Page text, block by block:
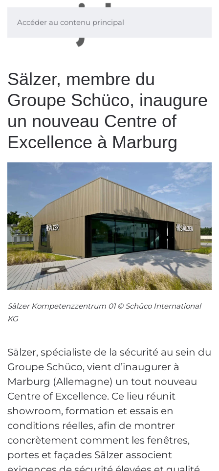
Accéder au contenu principal
Sälzer, membre du
Groupe Schüco, inaugure
un nouveau Centre of
Excellence à Marburg
Sälzer Kompetenzzentrum 01 © Schüco International
KG
Sälzer, spécialiste de la sécurité au sein du
Groupe Schüco, vient d’inaugurer à
Marburg (Allemagne) un tout nouveau
Centre of Excellence. Ce lieu réunit
showroom, formation et essais en
conditions réelles, afin de montrer
concrètement comment les fenêtres,
portes et façades Sälzer associent